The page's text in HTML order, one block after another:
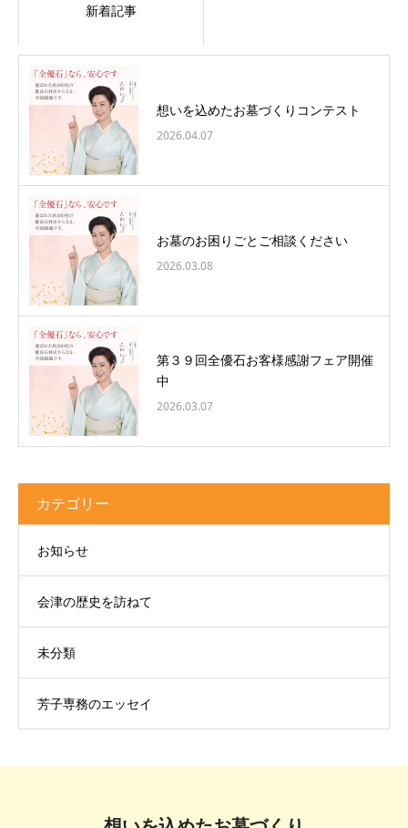
新着記事
想いを込めたお墓づくりコンテスト
2026.04.07
お墓のお困りごとご相談ください
2026.03.08
第３９回全優石お客様感謝フェア開催
中
2026.03.07
カテゴリー
お知らせ
会津の歴史を訪ねて
未分類
芳子専務のエッセイ